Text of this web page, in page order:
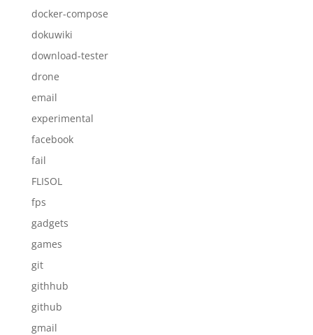
docker-compose
dokuwiki
download-tester
drone
email
experimental
facebook
fail
FLISOL
fps
gadgets
games
git
githhub
github
gmail